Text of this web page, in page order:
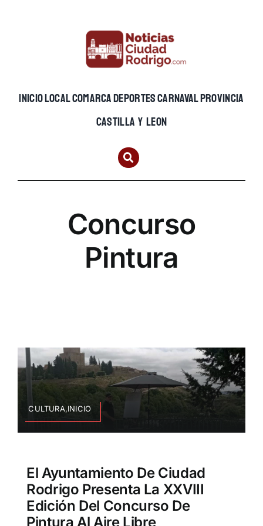
INICIOLOCALCOMARCADEPORTESCARNAVALPROVINCIA
CASTILLA Y LEON
Concurso
Pintura
CULTURA,INICIO
El Ayuntamiento De Ciudad
Rodrigo Presenta La XXVIII
Edición Del Concurso De
Pintura Al Aire Libre